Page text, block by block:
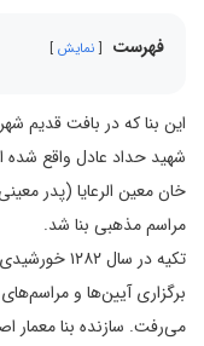
فهرست نمایش
ای‍ن‌ ب‍ن‍‍ا ک‍ه‌ در ب‍‍اف‍ت‌ ق‍دی‍م‌
خ‍‍ان‌ م‍‍ع‍ی‍ن‌ ‌ال‍ر‌ع‍‍ای‍‍ا (پ‍در
م‍ر‌اس‍م‌ م‍ذ‌ه‍ب‍‍ی‌ ب‍ن‍‍ا شد‌.
تکیه در
برگزاری آیین‌ها و
می‌رفت. سازنده بنا معمار